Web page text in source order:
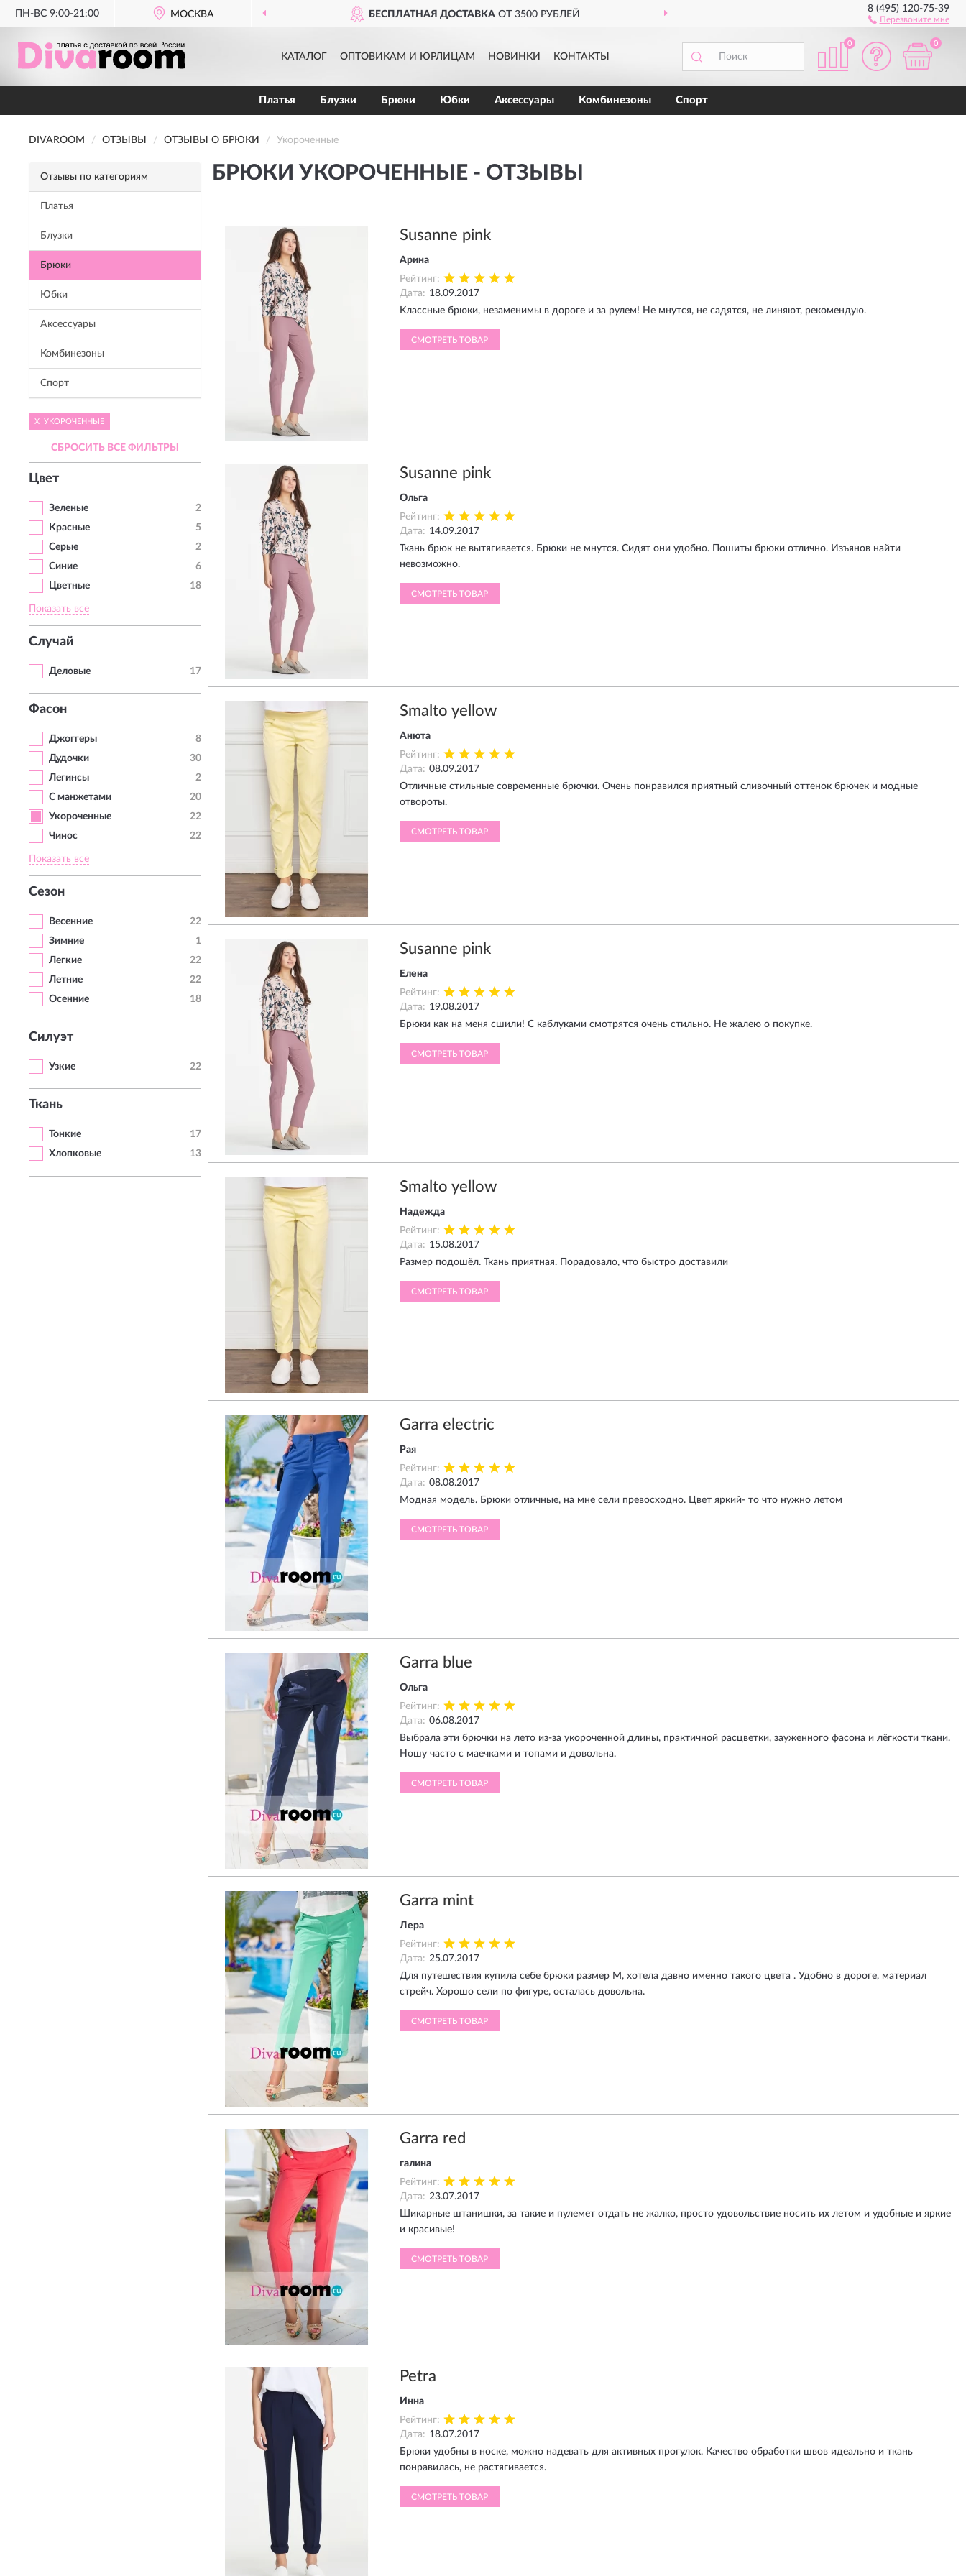
ПН-ВС 9:00-21:00 МОСКВА
8 (495) 120-75-39
Перезвоните мне
БЕСПЛАТНАЯ ДОСТАВКАОТ 3500 РУБЛЕЙ ПЕРЕД ПОКУПКОЙ
КАТАЛОГ ОПТОВИКАМ И ЮРЛИЦАМ НОВИНКИ КОНТАКТЫ
0 0
Платья Блузки Брюки Юбки Аксессуары Комбинезоны Спорт
DIVAROOM ОТЗЫВЫ ОТЗЫВЫ О БРЮКИ Укороченные
Отзывы по категориям
Платья
Блузки
Брюки
Юбки
Аксессуары
Комбинезоны
Спорт
X УКОРОЧЕННЫЕ
СБРОСИТЬ ВСЕ ФИЛЬТРЫ
Цвет
Зеленые
2
Красные
5
Серые
2
Синие
6
Цветные
18
Показать все
Случай
Деловые 17
Фасон
Джоггеры
8
Дудочки
30
Легинсы
2
С манжетами
20
Укороченные
22
Чинос
22
Показать все
Сезон
Весенние
22
Зимние
1
Легкие
22
Летние
22
Осенние
18
Силуэт
Узкие 22
Ткань
Тонкие
17
Хлопковые
13
БРЮКИ УКОРОЧЕННЫЕ - ОТЗЫВЫ
Susanne pink
Арина
Рейтинг:
Дата: 18.09.2017
Классные брюки, незаменимы в дороге и за рулем! Не мнутся, не садятся, не линяют, рекомендую.
СМОТРЕТЬ ТОВАР
Susanne pink
Ольга
Рейтинг:
Дата: 14.09.2017
Ткань брюк не вытягивается. Брюки не мнутся. Сидят они удобно. Пошиты брюки отлично. Изъянов найти
невозможно.
СМОТРЕТЬ ТОВАР
Smalto yellow
Анюта
Рейтинг:
Дата: 08.09.2017
Отличные стильные современные брючки. Очень понравился приятный сливочный оттенок брючек и модные
отвороты.
СМОТРЕТЬ ТОВАР
Susanne pink
Елена
Рейтинг:
Дата: 19.08.2017
Брюки как на меня сшили! С каблуками смотрятся очень стильно. Не жалею о покупке.
СМОТРЕТЬ ТОВАР
Smalto yellow
Надежда
Рейтинг:
Дата: 15.08.2017
Размер подошёл. Ткань приятная. Порадовало, что быстро доставили
СМОТРЕТЬ ТОВАР
Garra electric
Рая
Рейтинг:
Дата: 08.08.2017
Модная модель. Брюки отличные, на мне сели превосходно. Цвет яркий- то что нужно летом
СМОТРЕТЬ ТОВАР
Garra blue
Ольга
Рейтинг:
Дата: 06.08.2017
Выбрала эти брючки на лето из-за укороченной длины, практичной расцветки, зауженного фасона и лёгкости ткани.
Ношу часто с маечками и топами и довольна.
СМОТРЕТЬ ТОВАР
Garra mint
Лера
Рейтинг:
Дата: 25.07.2017
Для путешествия купила себе брюки размер М, хотела давно именно такого цвета . Удобно в дороге, материал
стрейч. Хорошо сели по фигуре, осталась довольна.
СМОТРЕТЬ ТОВАР
Garra red
галина
Рейтинг:
Дата: 23.07.2017
Шикарные штанишки, за такие и пулемет отдать не жалко, просто удовольствие носить их летом и удобные и яркие
и красивые!
СМОТРЕТЬ ТОВАР
Petra
Инна
Рейтинг:
Дата: 18.07.2017
Брюки удобны в носке, можно надевать для активных прогулок. Качество обработки швов идеально и ткань
понравилась, не растягивается.
СМОТРЕТЬ ТОВАР